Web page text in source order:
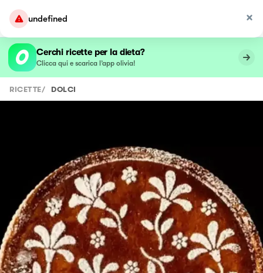
undefined
Cerchi ricette per la dieta?
Clicca qui e scarica l’app olivia!
RICETTE/ DOLCI